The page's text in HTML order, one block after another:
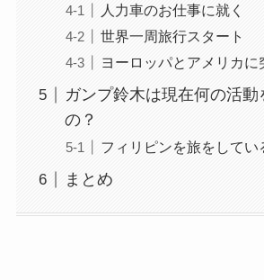
人力車のお仕事に就く
世界一周旅行スタート
ヨーロッパとアメリカに
ガンプ鈴木は現在何の活動
の？
フィリピンを旅をしてい
まとめ